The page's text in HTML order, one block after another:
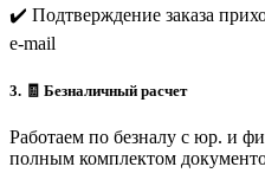
✔️ Подтверждение заказа
e-mail
3. 🧾 Безналичный расчет
Работаем по безналу с юр. и
полным комплектом